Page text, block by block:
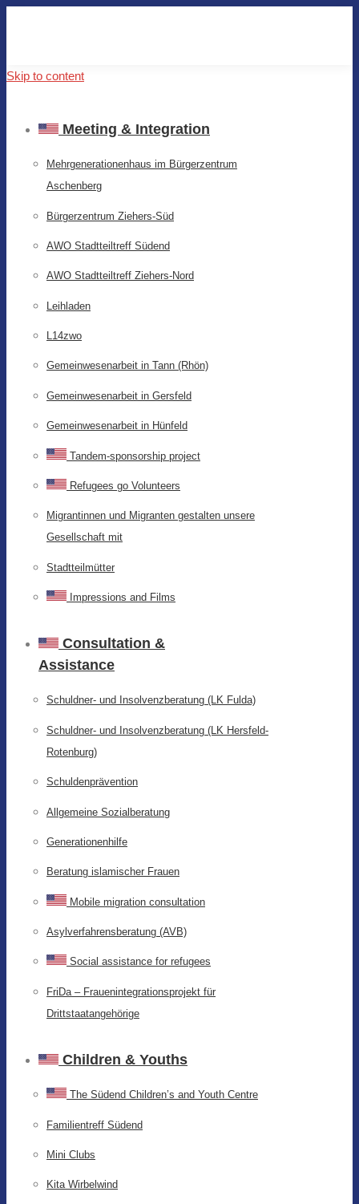
Skip to content
Meeting & Integration
Mehrgenerationenhaus im Bürgerzentrum
Aschenberg
Bürgerzentrum Ziehers-Süd
AWO Stadtteiltreff Südend
AWO Stadtteiltreff Ziehers-Nord
Leihladen
L14zwo
Gemeinwesenarbeit in Tann (Rhön)
Gemeinwesenarbeit in Gersfeld
Gemeinwesenarbeit in Hünfeld
Tandem-sponsorship project
Refugees go Volunteers
Migrantinnen und Migranten gestalten unsere
Gesellschaft mit
Stadtteilmütter
Impressions and Films
Consultation &
Assistance
Schuldner- und Insolvenzberatung (LK Fulda)
Schuldner- und Insolvenzberatung (LK Hersfeld-
Rotenburg)
Schuldenprävention
Allgemeine Sozialberatung
Generationenhilfe
Beratung islamischer Frauen
Mobile migration consultation
Asylverfahrensberatung (AVB)
Social assistance for refugees
FriDa – Frauenintegrationsprojekt für
Drittstaatangehörige
Children & Youths
The Südend Children’s and Youth Centre
Familientreff Südend
Mini Clubs
Kita Wirbelwind